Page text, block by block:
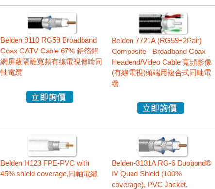
Belden 9110 RG59 Broadband
Coax CATV Cable 67% 鋁箔鋁
網屏蔽隔離寬頻有線電視傳輸同
軸電纜
Belden 7721A (RG59+2Pair)
Composite - Broadband Coax
Headend/Video Cable 寬頻影像
(有線電視)頭端用複合式同軸電
纜
Belden H123 FPE-PVC with
45% shield coverage,同軸電纜
Belden-3131A RG-6 Duobond®
IV Quad Shield (100%
coverage), PVC Jacket.